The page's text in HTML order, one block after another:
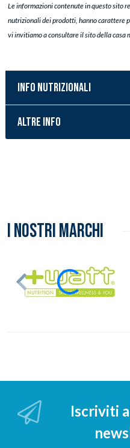
Le informazioni contenute in questo sito
nutrizionali dei prodotti, hanno carattere
vi invitiamo a consultare il sito della casa
INFO NUTRIZIONALI
ALTRE INFO
I NOSTRI MARCHI
Iscriviti